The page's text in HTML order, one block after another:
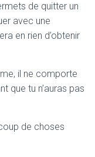
de quitter un
avec une
en rien d’obtenir
il ne comporte
que tu n’auras pas
de choses